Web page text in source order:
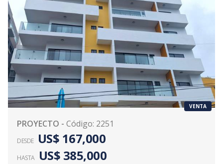
VENTA
PROYECTO - Código: 2251
DESDE US$ 167,000
HASTA US$ 385,000